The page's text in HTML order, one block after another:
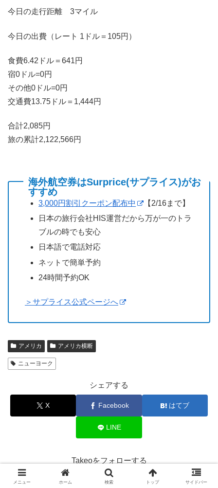
今日の走行距離 3マイル
今日の出費（レート 1ドル＝105円）
食費6.42ドル＝641円
宿0ドル=0円
その他0ドル=0円
交通費13.75ドル＝1,444円
合計2,085円
旅の累計2,122,566円
海外航空券はSurprice(サプライス)がお
すすめ
3,000円割引クーポン配布中
【2/16まで】
日本の旅行会社HIS運営だから万が一のトラ
ブルの時でも安心
日本語で電話対応
ネットで簡単予約
24時間予約OK
＞サプライス公式ページへ
アメリカ アメリカ横断
ニューヨーク
シェアする
X Facebook はてブ
LINE
Takeoをフォローする
メニュー ホーム 検索 トップ サイドバー